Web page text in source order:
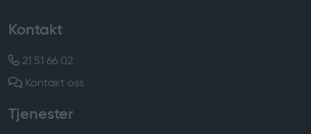
Kontakt
21 51 66 02
Kontakt oss
Tjenester